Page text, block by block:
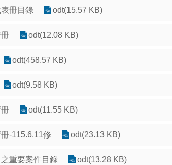
冊目錄 odt(15.57 KB)
odt(12.08 KB)
odt(458.57 KB)
odt(9.58 KB)
odt(11.55 KB)
-115.6.11修 odt(23.13 KB)
重要案件目錄 odt(13.28 KB)